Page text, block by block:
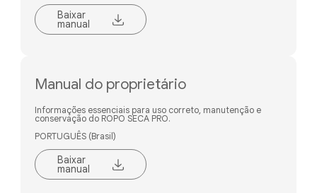
Baixar
manual
Manual do proprietário
Informações essenciais para uso correto, manutenção e
conservação do ROPO SECA PRO.
PORTUGUÊS (Brasil)
Baixar
manual